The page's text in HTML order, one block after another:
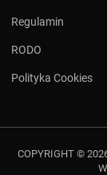
Regulamin
RODO
Polityka Cookies
COPYRIGHT ©